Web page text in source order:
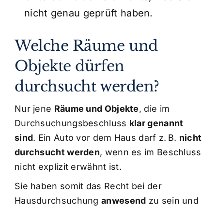
nicht genau geprüft haben.
Welche Räume und
Objekte dürfen
durchsucht werden?
Nur jene Räume und Objekte, die im
Durchsuchungsbeschluss klar genannt
sind. Ein Auto vor dem Haus darf z. B. nicht
durchsucht werden, wenn es im Beschluss
nicht explizit erwähnt ist.
Sie haben somit das Recht bei der
Hausdurchsuchunganwesend zu sein und